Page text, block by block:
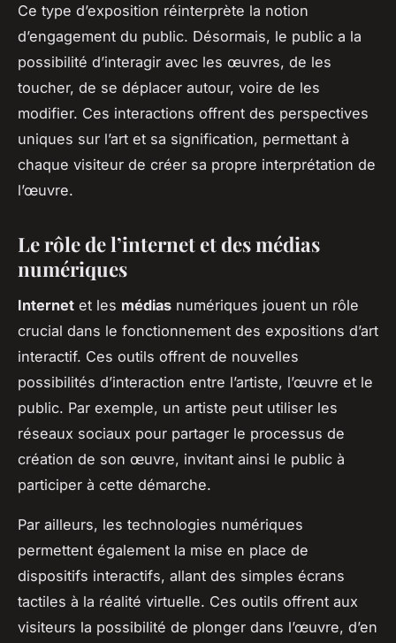
Ce type d’exposition réinterprète la notion
d’engagement du public. Désormais, le public a la
possibilité d’interagir avec les œuvres, de les
toucher, de se déplacer autour, voire de les
modifier. Ces interactions offrent des perspectives
uniques sur l’art et sa signification, permettant à
chaque visiteur de créer sa propre interprétation de
l’œuvre.
Le rôle de l’internet et des médias
numériques
Internet et les médias numériques jouent un rôle
crucial dans le fonctionnement des expositions d’art
interactif. Ces outils offrent de nouvelles
possibilités d’interaction entre l’artiste, l’œuvre et le
public. Par exemple, un artiste peut utiliser les
réseaux sociaux pour partager le processus de
création de son œuvre, invitant ainsi le public à
participer à cette démarche.
Par ailleurs, les technologies numériques
permettent également la mise en place de
dispositifs interactifs, allant des simples écrans
tactiles à la réalité virtuelle. Ces outils offrent aux
visiteurs la possibilité de plonger dans l’œuvre, d’en